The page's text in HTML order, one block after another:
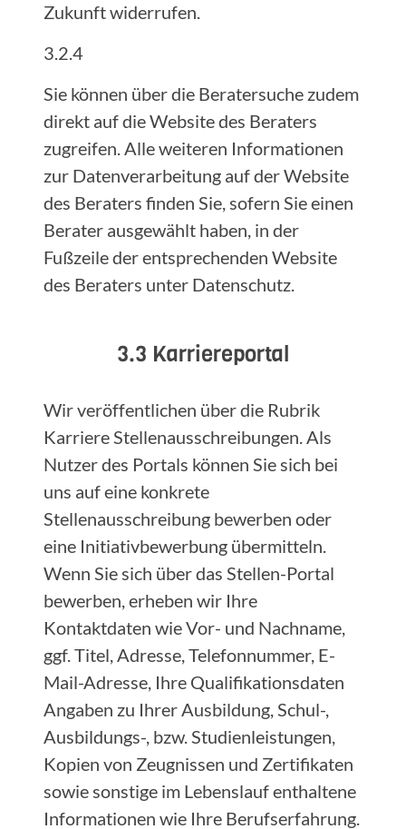
Zukunft widerrufen.
3.2.4
Sie können über die Beratersuche zudem
direkt auf die Website des Beraters
zugreifen. Alle weiteren Informationen
zur Datenverarbeitung auf der Website
des Beraters finden Sie, sofern Sie einen
Berater ausgewählt haben, in der
Fußzeile der entsprechenden Website
des Beraters unter Datenschutz.
3.3 Karriereportal
Wir veröffentlichen über die Rubrik
Karriere Stellenausschreibungen. Als
Nutzer des Portals können Sie sich bei
uns auf eine konkrete
Stellenausschreibung bewerben oder
eine Initiativbewerbung übermitteln.
Wenn Sie sich über das Stellen-Portal
bewerben, erheben wir Ihre
Kontaktdaten wie Vor- und Nachname,
ggf. Titel, Adresse, Telefonnummer, E-
Mail-Adresse, Ihre Qualifikationsdaten
Angaben zu Ihrer Ausbildung, Schul-,
Ausbildungs-, bzw. Studienleistungen,
Kopien von Zeugnissen und Zertifikaten
sowie sonstige im Lebenslauf enthaltene
Informationen wie Ihre Berufserfahrung.